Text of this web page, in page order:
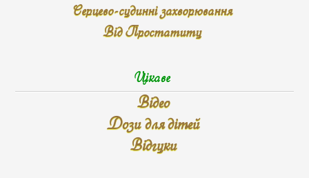
Серцево-судинні захворювання
Від Простатиту
Цікаве
Відео
Дози для дітей
Відгуки